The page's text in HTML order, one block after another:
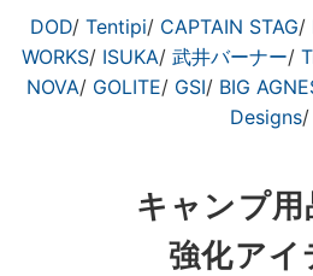
DOD/ Tentipi/ CAPTAIN STAG/
WORKS/ ISUKA/ 武井バーナー/
NOVA/ GOLITE/ GSI/ BIG
Designs/
キャンプ用
強化アイ